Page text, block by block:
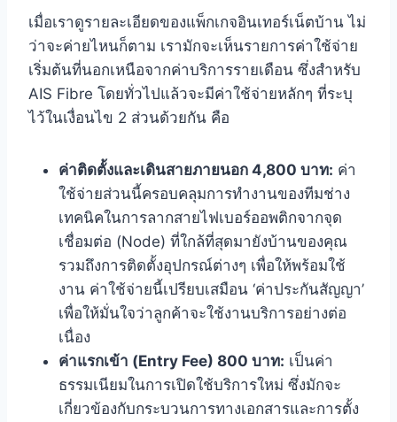
ไหร่?
เมื่อเราดูรายละเอียดของแพ็กเกจอินเทอร์เน็ตบ้าน ไม่
ว่าจะค่ายไหนก็ตาม เรามักจะเห็นรายการค่าใช้จ่าย
เริ่มต้นที่นอกเหนือจากค่าบริการรายเดือน ซึ่งสำหรับ
AIS Fibre โดยทั่วไปแล้วจะมีค่าใช้จ่ายหลักๆ ที่ระบุ
ไว้ในเงื่อนไข 2 ส่วนด้วยกัน คือ
ค่าติดตั้งและเดินสายภายนอก 4,800 บาท: ค่า
ใช้จ่ายส่วนนี้ครอบคลุมการทำงานของทีมช่าง
เทคนิคในการลากสายไฟเบอร์ออพติกจากจุด
เชื่อมต่อ (Node) ที่ใกล้ที่สุดมายังบ้านของคุณ
รวมถึงการติดตั้งอุปกรณ์ต่างๆ เพื่อให้พร้อมใช้
งาน ค่าใช้จ่ายนี้เปรียบเสมือน ‘ค่าประกันสัญญา’
เพื่อให้มั่นใจว่าลูกค้าจะใช้งานบริการอย่างต่อ
เนื่อง
ค่าแรกเข้า (Entry Fee) 800 บาท: เป็นค่า
ธรรมเนียมในการเปิดใช้บริการใหม่ ซึ่งมักจะ
เกี่ยวข้องกับกระบวนการทางเอกสารและการตั้ง